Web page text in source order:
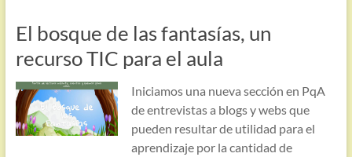
El bosque de las fantasías, un
recurso TIC para el aula
Iniciamos una nueva sección en PqA
de entrevistas a blogs y webs que
pueden resultar de utilidad para el
aprendizaje por la cantidad de